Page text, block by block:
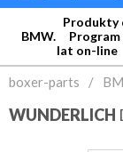
Login:
Produkty
BMW. Program
lat on-line
boxer-parts /
WUNDERLICH